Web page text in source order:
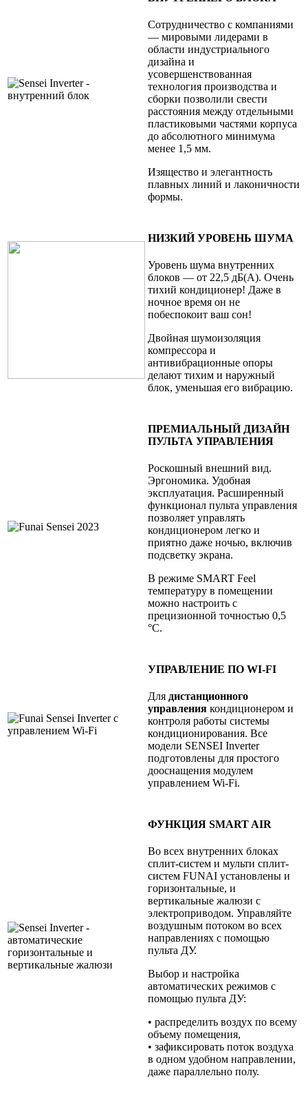
Сотрудничество с компаниями
— мировыми лидерами в
области индустриального
дизайна и
усовершенствованная
технология производства и
сборки позволили свести
расстояния между отдельными
пластиковыми частями корпуса
до абсолютного минимума
менее 1,5 мм.
Изящество и элегантность
плавных линий и лаконичности
формы.
НИЗКИЙ УРОВЕНЬ ШУМА
Уровень шума внутренних
блоков — от 22,5 дБ(А). Очень
тихий кондиционер! Даже в
ночное время он не
побеспокоит ваш сон!
Двойная шумоизоляция
компрессора и
антивибрационные опоры
делают тихим и наружный
блок, уменьшая его вибрацию.
ПРЕМИАЛЬНЫЙ ДИЗАЙН
ПУЛЬТА УПРАВЛЕНИЯ
Роскошный внешний вид.
Эргономика. Удобная
эксплуатация. Расширенный
функционал пульта управления
позволяет управлять
кондиционером легко и
приятно даже ночью, включив
подсветку экрана.
В режиме SMART Feel
температуру в помещении
можно настроить с
прецизионной точностью 0,5
°С.
УПРАВЛЕНИЕ ПО WI-FI
Для дистанционного
управления кондиционером и
контроля работы системы
кондиционирования. Все
модели SENSEI Inverter
подготовлены для простого
дооснащения модулем
управлением Wi-Fi.
ФУНКЦИЯ SMART AIR
Во всех внутренних блоках
сплит-систем и мульти сплит-
систем FUNAI установлены и
горизонтальные, и
вертикальные жалюзи с
электроприводом. Управляйте
воздушным потоком во всех
направлениях с помощью
пульта ДУ.
Выбор и настройка
автоматических режимов с
помощью пульта ДУ:
• распределить воздух по всему
объему помещения,
• зафиксировать поток воздуха
в одном удобном направлении,
даже параллельно полу.